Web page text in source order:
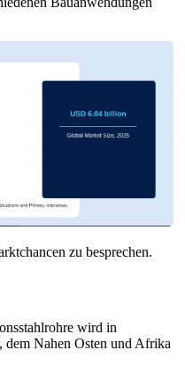
zu besprechen.
wird in
Nahen Osten und Afrika